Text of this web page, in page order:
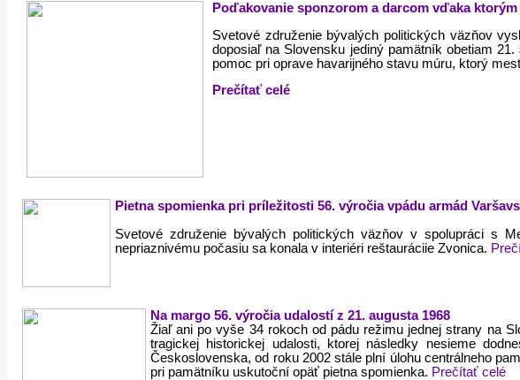
Poďakovanie sponzorom a darcom vďaka
Svetové združenie bývalých politických väzňov
doposiaľ na Slovensku jediný pamätník obetiam
pomoc pri oprave havarijného stavu múru, ktorý
Prečítať celé
Pietna spomienka pri príležitosti 56. výročia vpádu armád
Svetové združenie bývalých politických väzňov v spolupráci s
nepriaznivému počasiu sa konala v interiéri reštauráciie Zvonica.
Na margo 56. výročia udalostí z 21. augusta 1968
Žiaľ ani po vyše 34 rokoch od pádu režimu jednej strany na
tragickej historickej udalosti, ktorej následky nesieme
Československa, od roku 2002 stále plní úlohu centrálneho
pri pamätníku uskutoční opäť pietna spomienka. Prečítať celé